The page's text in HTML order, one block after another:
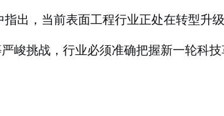
指出，当前表面工程行业正处在转型升
峻挑战，行业必须准确把握新一轮科